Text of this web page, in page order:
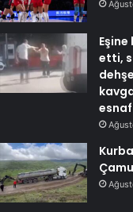
Eşine
etti,